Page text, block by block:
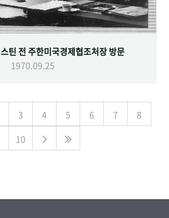
틴 전 주한미국경제협조처장 방문
1970.09.25
3 4 5 6 7
8
10